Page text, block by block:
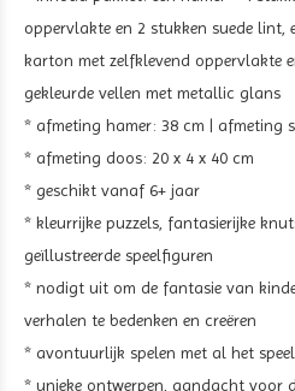
oppervlakte en 2 stukken suede lint,
karton met zelfklevend oppervlakte
gekleurde vellen met metallic glans
* afmeting hamer: 38 cm | afmeting
* afmeting doos: 20 x 4 x 40 cm
* geschikt vanaf 6+ jaar
* kleurrijke puzzels, fantasierijke
geïllustreerde speelfiguren
* nodigt uit om de fantasie van
verhalen te bedenken en creëren
* avontuurlijk spelen met al het
* unieke ontwerpen, aandacht voor